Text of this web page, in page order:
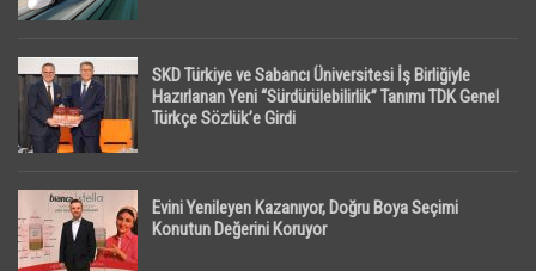
SKD Türkiye ve Sabancı Üniversitesi İş Birliğiyle
Hazırlanan Yeni “Sürdürülebilirlik” Tanımı TDK Genel
Türkçe Sözlük’e Girdi
Evini Yenileyen Kazanıyor, Doğru Boya Seçimi
Konutun Değerini Koruyor